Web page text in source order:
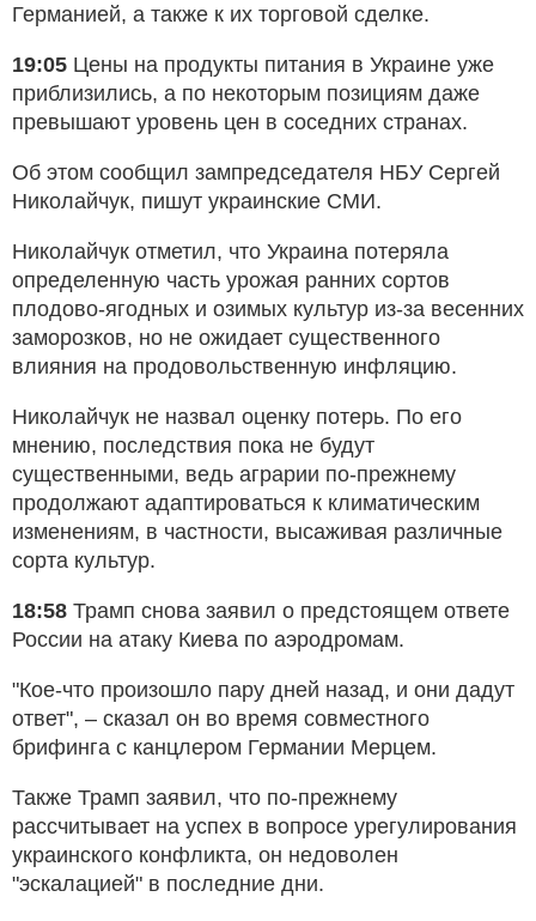
Германией, а также к их торговой сделке.
19:05 Цены на продукты питания в Украине уже
приблизились, а по некоторым позициям даже
превышают уровень цен в соседних странах.
Об этом сообщил зампредседателя НБУ Сергей
Николайчук, пишут украинские СМИ.
Николайчук отметил, что Украина потеряла
определенную часть урожая ранних сортов
плодово-ягодных и озимых культур из-за весенних
заморозков, но не ожидает существенного
влияния на продовольственную инфляцию.
Николайчук не назвал оценку потерь. По его
мнению, последствия пока не будут
существенными, ведь аграрии по-прежнему
продолжают адаптироваться к климатическим
изменениям, в частности, высаживая различные
сорта культур.
18:58 Трамп снова заявил о предстоящем ответе
России на атаку Киева по аэродромам.
"Кое-что произошло пару дней назад, и они дадут
ответ", – сказал он во время совместного
брифинга с канцлером Германии Мерцем.
Также Трамп заявил, что по-прежнему
рассчитывает на успех в вопросе урегулирования
украинского конфликта, он недоволен
"эскалацией" в последние дни.